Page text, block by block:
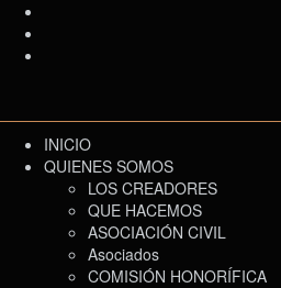
INICIO
QUIENES SOMOS
LOS CREADORES
QUE HACEMOS
ASOCIACIÓN CIVIL
Asociados
COMISIÓN HONORÍFICA